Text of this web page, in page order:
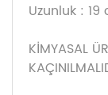
Uzunluk : 19
KİMYASAL